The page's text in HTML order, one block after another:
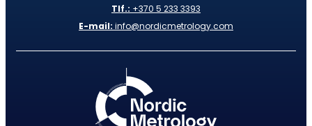
Tlf.: +370 5 233 3393
E-mail: info@nordicmetrology.com